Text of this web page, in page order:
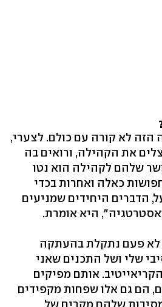
הזה לא קורה עם כולם. לצערי,
את הקהילה, ורואים בה
שלהם לקהילה הוא נטו
כאלה ואחרות בכדי
הדברים היחידים שמניעים
היא אומרת.
לא פעם נתקלת בהעתקה
שלי ושל התכנים שאני
אותם מפיקים
הם גם אלו שפחות מקפידים